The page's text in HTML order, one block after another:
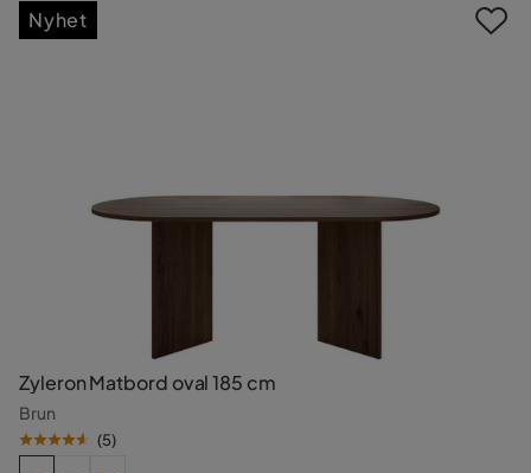
Zyleron Matbord oval 185 cm
Brun
(5)
Nyhet